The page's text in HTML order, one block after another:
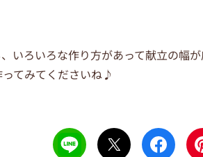
いろいろな作り方があって献立の幅
てみてくださいね♪